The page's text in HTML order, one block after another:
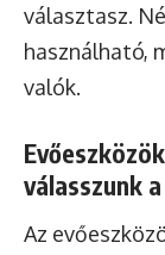
választasz.
használható,
valók.
válasszunk
Az